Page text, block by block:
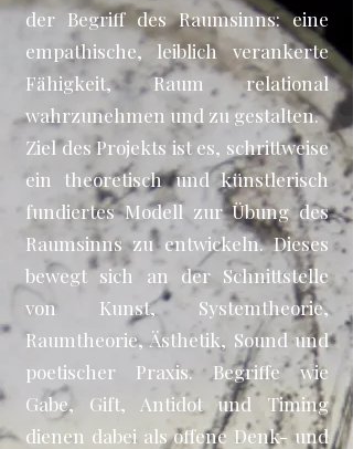
der Begriff des Raumsinns: eine
empathische, leiblich verankerte
Fähigkeit, Raum relational
wahrzunehmen und zu gestalten.
Ziel des Projekts ist es, schrittweise
ein theoretisch und künstlerisch
fundiertes Modell zur Übung des
Raumsinns zu entwickeln. Dieses
bewegt sich an der Schnittstelle
von Kunst, Systemtheorie,
Raumtheorie, Ästhetik, Sound und
poetischer Praxis. Begriffe wie
Gabe, Gift, Antidot und Timing
dienen dabei als offene Denk- und